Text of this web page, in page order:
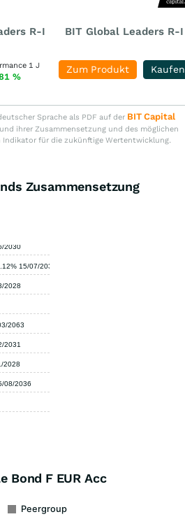
R-I BIT Global Leaders R-I
1 J
%
Kaufen
Zum Produkt
Sprache als PDF auf der BIT Capital
ihrer Zusammensetzung und des möglichen
für die zukünftige Wertentwicklung.
Zusammensetzung
2030
15/07/2030
2028
2063
2031
2028
08/2036
Bond F EUR Acc
Peergroup